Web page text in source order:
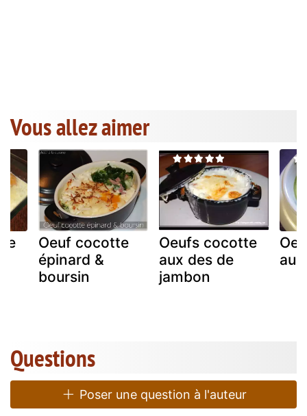
Vous allez aimer
Oeuf cocotte
épinard &
boursin
Oeufs cocotte
aux des de
jambon
Questions
Poser une question à l'auteur